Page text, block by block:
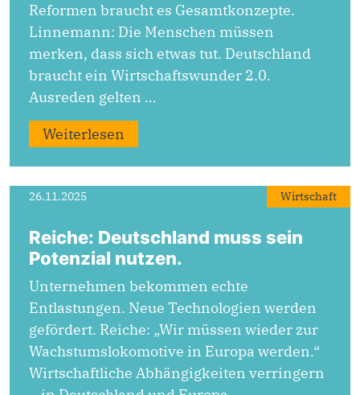
Reformen braucht es Gesamtkonzepte.
Linnemann: Die Menschen müssen
merken, dass sich etwas tut. Deutschland
braucht ein Wirtschaftswunder 2.0.
Ausreden gelten …
Weiterlesen
26.11.2025 Wirtschaft
Reiche: Deutschland muss sein
Potenzial nutzen.
Unternehmen bekommen echte
Entlastungen. Neue Technologien werden
gefördert. Reiche: „Wir müssen wieder zur
Wachstumslokomotive in Europa werden.“
Wirtschaftliche Abhängigkeiten verringern